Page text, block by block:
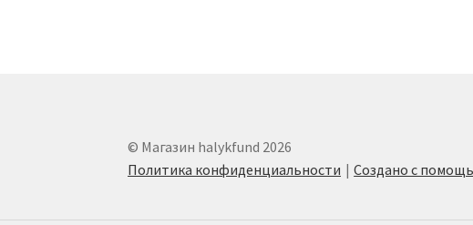
© Магазин halykfund 2026
Политика конфиденциальности
Создано с